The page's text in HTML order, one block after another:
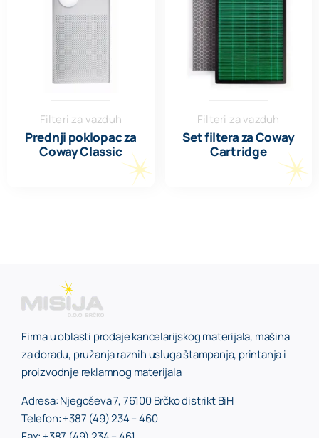
Filteri za vazduh
Prednji poklopac za
Coway Classic
Filteri za vazduh
Set filtera za Coway
Cartridge
Firma u oblasti prodaje kancelarijskog materijala, mašina
za doradu, pružanja raznih usluga štampanja, printanja i
proizvodnje reklamnog materijala
Adresa: Njegoševa 7, 76100 Brčko distrikt BiH
Telefon: +387 (49) 234 – 460